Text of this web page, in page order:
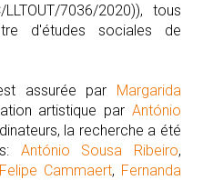
7036/2020)), tous
d'études sociales de
assurée par Margarida
artistique parAntónio
la recherche a été
António Sousa Ribeiro,
Felipe Cammaert, Fernanda